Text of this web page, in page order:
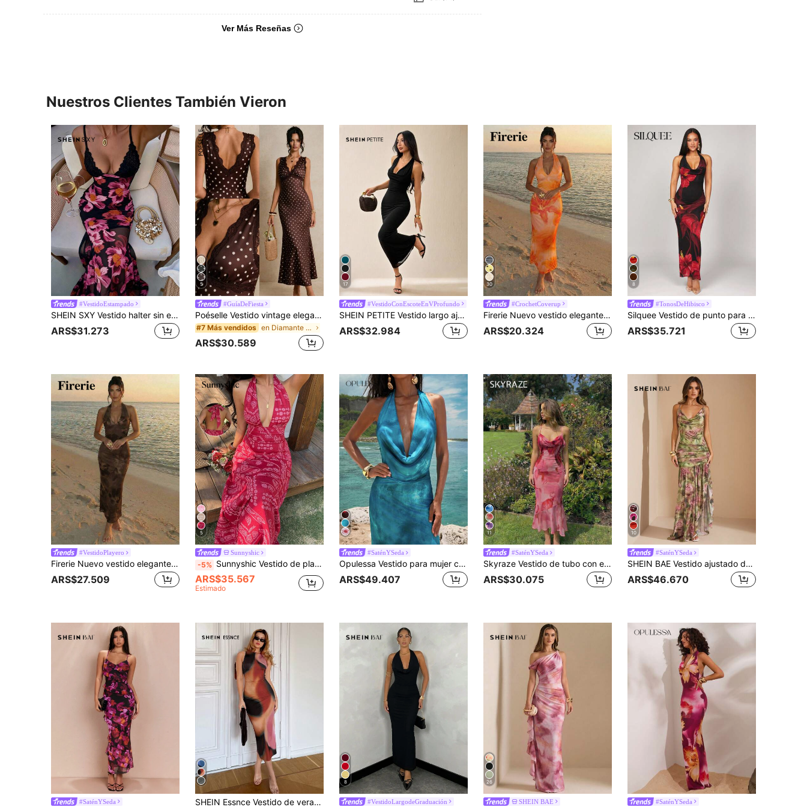
Ver Más Reseñas
Nuestros Clientes También Vieron
#VestidoEstampado
SHEIN SXY Vestido halter sin espalda con cola de pez estampado floral y paneles de red en la copa de encaje
ARS$31.273
5
#GuíaDeFiesta
Poéselle Vestido vintage elegante de los años 20 para mujer sin mangas con encaje de contraste y estampado de lunares, vestido elegante de verano, vestido de lunares, vestidos de vacaciones, vestidos casuales para mujer, vestido campestre, vestido elegante para mujer, atuendos para fiesta de té y trabajo para mujer, atuendos de vacaciones para mujer, vestido largo de lunares de primavera, vestidos de lunares para mujer, vestido maxi para mujer, vestido de vacaciones para mujer, vestido de lunares marrón y blanco, vestido de lunares, vestidos para mujer
#7 Más vendidos en Diamante de imitación Vestidos De Mujer
ARS$30.589
17
#VestidoConEscoteEnVProfundo
SHEIN PETITE Vestido largo ajustado elegante negro de verano para mujer, vestido largo de malla con cuello halter y escote pronunciado, vestido de noche para salida, boda, cita, para mujeres de talla pequeña
ARS$32.984
30
#CrochetCoverup
Firerie Nuevo vestido elegante y romántico con cuello en V, estampado floral de lirio, ajustado al Body, adecuado para vacaciones en Hawái, vestido de verano, atuendo de resort de playa
ARS$20.324
8
#TonosDeHibisco
Silquee Vestido de punto para primavera y verano, vestido rojo con estampado floral cálido, vestido con estampado de anturio rosa, vestido con estampado de lirio tigre, vestido de malla con estampado y un solo hombro
ARS$35.721
#VestidoPlayero
Firerie Nuevo vestido elegante y romántico con cuello en V, estampado floral efecto tie-dye, ajustado, color marrón, vestido de verano, atuendo para playa y vacaciones
ARS$27.509
5
Sunnyshic
-5% Sunnyshic Vestido de playa vintage de ajuste ceñido con escote profundo en V, espalda descubierta y cintura con lazo, con estampado de cachemira y flores en rojo para mujer
ARS$35.567
Estimado
#SaténYSeda
Opulessa Vestido para mujer con espalda abierta, cuello de halter y estampado de malla de punto
ARS$49.407
11
#SaténYSeda
Skyraze Vestido de tubo con estampado degradado, cuello asimétrico y cruzado, y cola de pez para mujer
ARS$30.075
10
#SaténYSeda
SHEIN BAE Vestido ajustado de mujer con malla, cuello profundamente drapeado, abertura alta y estampado floral, vestido sexy y elegante para playa y resort, primavera/verano
ARS$46.670
#SaténYSeda SHEIN Essnce Vestido de verano para mujer con estampado teñido anudado, sin mangas, con cuello redondo, largo y ajustado
8
#VestidoLargodeGraduación
26
SHEIN BAE #SaténYSeda